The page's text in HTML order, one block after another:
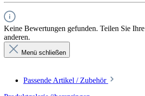
Keine Bewertungen gefunden. Teilen Sie
anderen.
Menü schließen
Passende Artikel / Zubehör